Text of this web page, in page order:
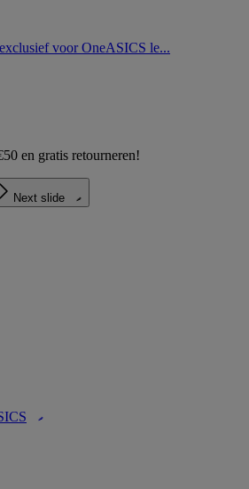
voor OneASICS le...
en gratis retourneren!
Next slide